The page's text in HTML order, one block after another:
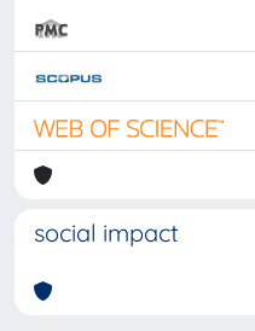
social impact